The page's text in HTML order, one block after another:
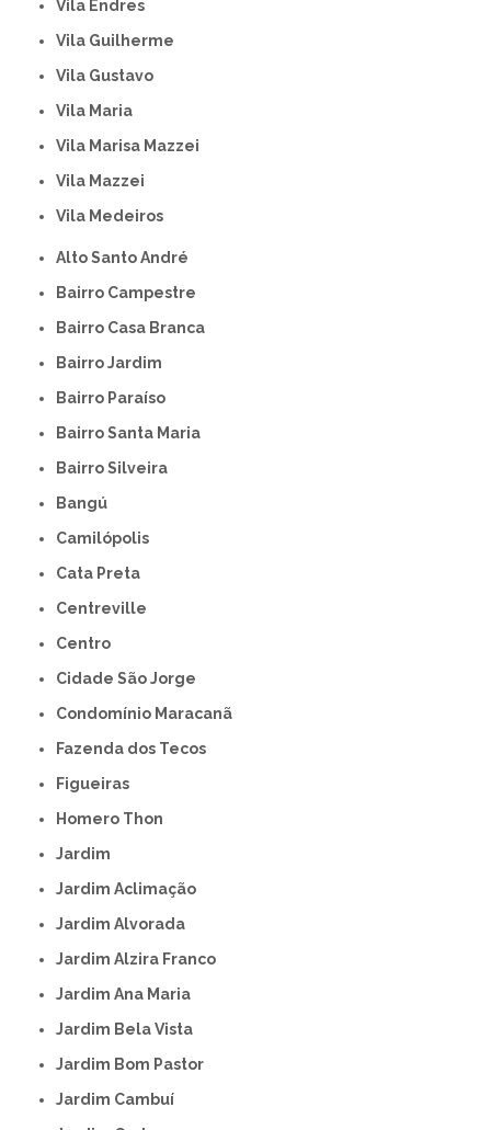
Vila Endres
Vila Guilherme
Vila Gustavo
Vila Maria
Vila Marisa Mazzei
Vila Mazzei
Vila Medeiros
Alto Santo André
Bairro Campestre
Bairro Casa Branca
Bairro Jardim
Bairro Paraíso
Bairro Santa Maria
Bairro Silveira
Bangú
Camilópolis
Cata Preta
Centreville
Centro
Cidade São Jorge
Condomínio Maracanã
Fazenda dos Tecos
Figueiras
Homero Thon
Jardim
Jardim Aclimação
Jardim Alvorada
Jardim Alzira Franco
Jardim Ana Maria
Jardim Bela Vista
Jardim Bom Pastor
Jardim Cambuí